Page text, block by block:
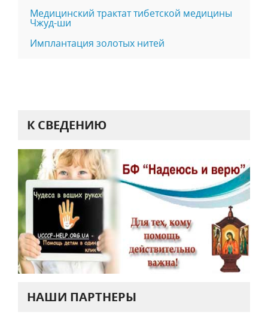
Медицинский трактат тибетской медицины
Чжуд-ши
Имплантация золотых нитей
К СВЕДЕНИЮ
НАШИ ПАРТНЕРЫ